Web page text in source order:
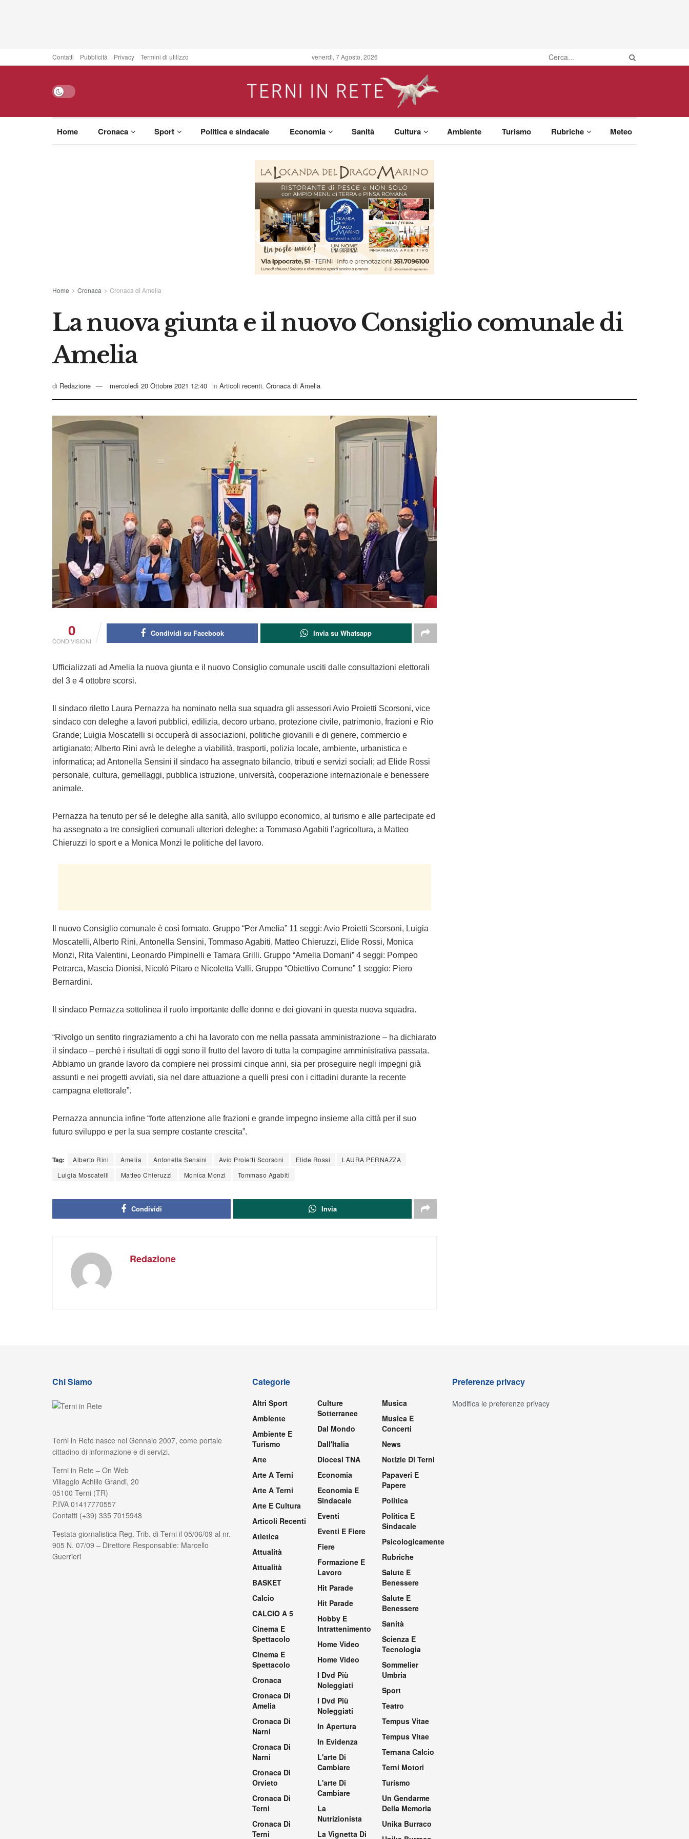
Contatti Pubblicità Privacy Termini di utilizzo venerdì, 7 Agosto, 2026
Home Cronaca Sport Politica e sindacale Economia Sanità Cultura Ambiente Turismo Rubriche Meteo
Home Cronaca Cronaca di Amelia
La nuova giunta e il nuovo Consiglio comunale di
Amelia
di Redazione mercoledì 20 Ottobre 2021 12:40 in Articoli recenti, Cronaca di Amelia
0
CONDIVISIONI
Condividi su Facebook Invia su Whatsapp
Ufficializzati ad Amelia la nuova giunta e il nuovo Consiglio comunale usciti dalle consultazioni elettorali
del 3 e 4 ottobre scorsi.
Il sindaco riletto Laura Pernazza ha nominato nella sua squadra gli assessori Avio Proietti Scorsoni, vice
sindaco con deleghe a lavori pubblici, edilizia, decoro urbano, protezione civile, patrimonio, frazioni e Rio
Grande; Luigia Moscatelli si occuperà di associazioni, politiche giovanili e di genere, commercio e
artigianato; Alberto Rini avrà le deleghe a viabilità, trasporti, polizia locale, ambiente, urbanistica e
informatica; ad Antonella Sensini il sindaco ha assegnato bilancio, tributi e servizi sociali; ad Elide Rossi
personale, cultura, gemellaggi, pubblica istruzione, università, cooperazione internazionale e benessere
animale.
Pernazza ha tenuto per sé le deleghe alla sanità, allo sviluppo economico, al turismo e alle partecipate ed
ha assegnato a tre consiglieri comunali ulteriori deleghe: a Tommaso Agabiti l’agricoltura, a Matteo
Chieruzzi lo sport e a Monica Monzi le politiche del lavoro.
Il nuovo Consiglio comunale è così formato. Gruppo “Per Amelia” 11 seggi: Avio Proietti Scorsoni, Luigia
Moscatelli, Alberto Rini, Antonella Sensini, Tommaso Agabiti, Matteo Chieruzzi, Elide Rossi, Monica
Monzi, Rita Valentini, Leonardo Pimpinelli e Tamara Grilli. Gruppo “Amelia Domani” 4 seggi: Pompeo
Petrarca, Mascia Dionisi, Nicolò Pitaro e Nicoletta Valli. Gruppo “Obiettivo Comune” 1 seggio: Piero
Bernardini.
Il sindaco Pernazza sottolinea il ruolo importante delle donne e dei giovani in questa nuova squadra.
“Rivolgo un sentito ringraziamento a chi ha lavorato con me nella passata amministrazione – ha dichiarato
il sindaco – perché i risultati di oggi sono il frutto del lavoro di tutta la compagine amministrativa passata.
Abbiamo un grande lavoro da compiere nei prossimi cinque anni, sia per proseguire negli impegni già
assunti e nei progetti avviati, sia nel dare attuazione a quelli presi con i cittadini durante la recente
campagna elettorale”.
Pernazza annuncia infine “forte attenzione alle frazioni e grande impegno insieme alla città per il suo
futuro sviluppo e per la sua sempre costante crescita”.
Tag: Alberto Rini Amelia Antonella Sensini Avio Proietti Scorsoni Elide Rossi
LAURA PERNAZZA
Luigia Moscatelli
Matteo Chieruzzi Monica Monzi Tommaso Agabiti
Condividi Invia
Redazione
Chi Siamo
Terni in Rete nasce nel Gennaio 2007, come portale
cittadino di informazione e di servizi.
Terni in Rete – On Web
Villaggio Achille Grandi, 20
05100 Terni (TR)
P.IVA 01417770557
Contatti (+39) 335 7015948
Testata giornalistica Reg. Trib. di Terni il 05/06/09 al nr.
905 N. 07/09 – Direttore Responsabile: Marcello
Guerrieri
Categorie
Altri Sport
Ambiente
Ambiente E
Turismo
Arte
Arte A Terni
Arte A Terni
Arte E Cultura
Articoli Recenti
Atletica
Attualità
Attualità
BASKET
Calcio
CALCIO A 5
Cinema E
Spettacolo
Cinema E
Spettacolo
Cronaca
Cronaca Di
Amelia
Cronaca Di
Narni
Cronaca Di
Narni
Cronaca Di
Orvieto
Cronaca Di
Terni
Cronaca Di
Terni
Culture
Sotterranee
Dal Mondo
Dall'Italia
Diocesi TNA
Economia
Economia E
Sindacale
Eventi
Eventi E Fiere
Fiere
Formazione E
Lavoro
Hit Parade
Hit Parade
Hobby E
Intrattenimento
Home Video
Home Video
I Dvd Più
Noleggiati
I Dvd Più
Noleggiati
In Apertura
In Evidenza
L'arte Di
Cambiare
L'arte Di
Cambiare
La
Nutrizionista
La Vignetta Di
Musica
Musica E
Concerti
News
Notizie Di Terni
Papaveri E
Papere
Politica
Politica E
Sindacale
Psicologicamente
Rubriche
Salute E
Benessere
Salute E
Benessere
Sanità
Scienza E
Tecnologia
Sommelier
Umbria
Sport
Teatro
Tempus Vitae
Tempus Vitae
Ternana Calcio
Terni Motori
Turismo
Un Gendarme
Della Memoria
Unika Burraco
Preferenze privacy
Modifica le preferenze privacy